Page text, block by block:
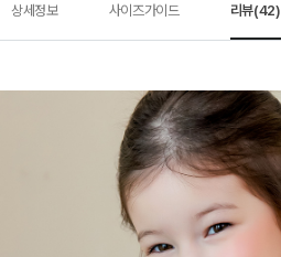
상세정보 사이즈가이드 리뷰(42)